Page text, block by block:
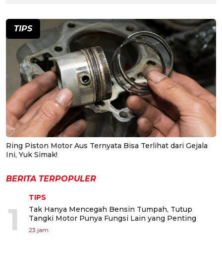
TIPS
Ring Piston Motor Aus Ternyata Bisa Terlihat dari Gejala
Ini, Yuk Simak!
BERITA TERPOPULER
1
TIPS
Tak Hanya Mencegah Bensin Tumpah, Tutup
Tangki Motor Punya Fungsi Lain yang Penting
23 jam